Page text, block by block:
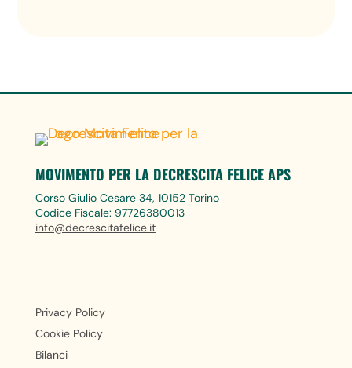
MOVIMENTO PER LA DECRESCITA FELICE APS
Corso Giulio Cesare 34, 10152 Torino
Codice Fiscale: 97726380013
info@decrescitafelice.it
Privacy Policy
Cookie Policy
Bilanci